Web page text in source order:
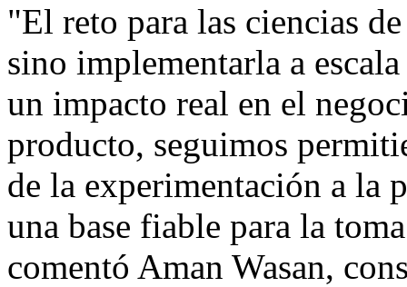
"El reto para las ciencias
sino implementarla a
un impacto real en el
producto, seguimos
de la experimentación a la
una base fiable para la
comentó Aman Wasan,